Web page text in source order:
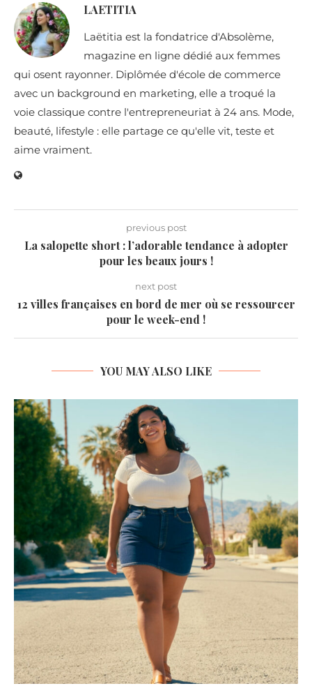
LAETITIA
Laëtitia est la fondatrice d'Absolème,
magazine en ligne dédié aux femmes
qui osent rayonner. Diplômée d'école de commerce
avec un background en marketing, elle a troqué la
voie classique contre l'entrepreneuriat à 24 ans. Mode,
beauté, lifestyle : elle partage ce qu'elle vit, teste et
aime vraiment.
previous post
La salopette short : l’adorable tendance à adopter
pour les beaux jours !
next post
12 villes françaises en bord de mer où se ressourcer
pour le week-end !
YOU MAY ALSO LIKE